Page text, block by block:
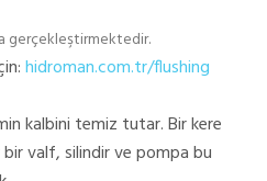
gerçekleştirmektedir.
hidroman.com.tr/flushing
kalbini temiz tutar. Bir kere
valf, silindir ve pompa bu